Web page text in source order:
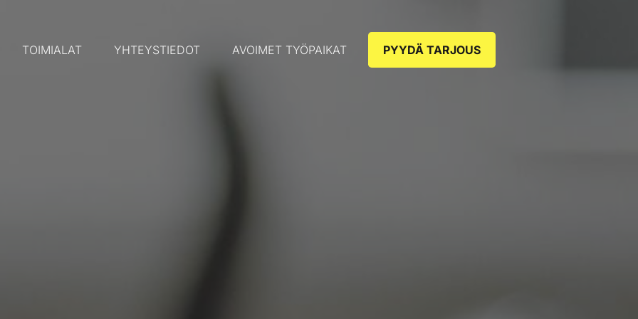
TOIMIALAT YHTEYSTIEDOT AVOIMET TYÖPAIKAT PYYDÄ TARJOUS